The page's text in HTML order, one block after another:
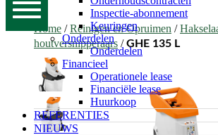
Inspectie-abonnement
Keuringen
Onderdelen
Onderdelen
Financieel
Operationele lease
Financiële lease
Huurkoop
REFERENTIES
NIEUWS
Home /Reinigen en Opruimen /
houtversnipperaars /GHE 135 L